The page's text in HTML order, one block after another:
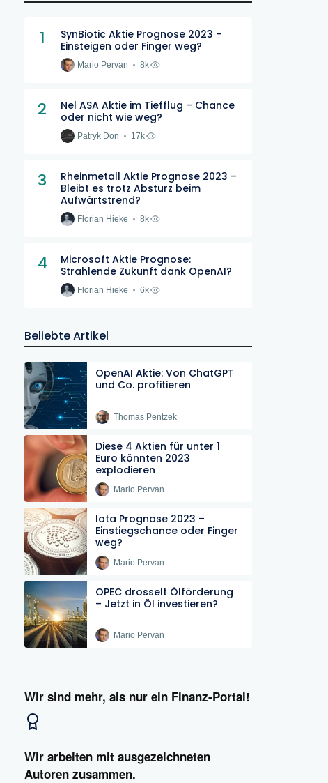
1
SynBiotic Aktie Prognose 2023 –
Einsteigen oder Finger weg?
Mario Pervan 8k
2
Nel ASA Aktie im Tiefflug – Chance
oder nicht wie weg?
Patryk Don 17k
3
Rheinmetall Aktie Prognose 2023 –
Bleibt es trotz Absturz beim
Aufwärtstrend?
Florian Hieke 8k
4
Microsoft Aktie Prognose:
Strahlende Zukunft dank OpenAI?
Florian Hieke 6k
Beliebte Artikel
OpenAI Aktie: Von ChatGPT
und Co. profitieren
Thomas Pentzek
Diese 4 Aktien für unter 1
Euro könnten 2023
explodieren
Mario Pervan
Iota Prognose 2023 –
Einstiegschance oder Finger
weg?
Mario Pervan
OPEC drosselt Ölförderung
– Jetzt in Öl investieren?
Mario Pervan
Wir sind mehr, als nur ein Finanz-Portal!
Wir arbeiten mit ausgezeichneten
Autoren zusammen.